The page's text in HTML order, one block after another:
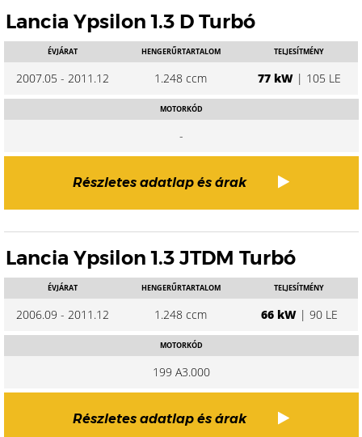
Lancia Ypsilon 1.3 D Turbó
ÉVJÁRAT
2007.05 - 2011.12
HENGERŰRTARTALOM
1.248 ccm
TELJESÍTMÉNY
77 kW| 105 LE
MOTORKÓD
-
Részletes adatlap és árak
Lancia Ypsilon 1.3 JTDM Turbó
ÉVJÁRAT
2006.09 - 2011.12
HENGERŰRTARTALOM
1.248 ccm
TELJESÍTMÉNY
66 kW| 90 LE
MOTORKÓD
199 A3.000
Részletes adatlap és árak